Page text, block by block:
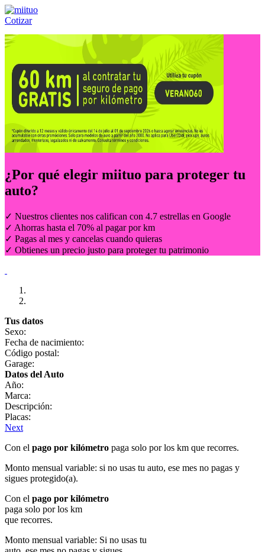
Cotizar
Llámanos al:(55) 84-21-05-00 ó
¿Por qué elegir miituo para proteger tu
auto?
✓ Nuestros clientes nos califican con 4.7 estrellas en Google
✓ Ahorras hasta el 70% al pagar por km
✓ Pagas al mes y cancelas cuando quieras
✓ Obtienes un precio justo para proteger tu patrimonio
Tus datos
Sexo:
Fecha de nacimiento:
Código postal:
Garage:
Datos del Auto
Año:
Marca:
Descripción:
Placas:
Next
Con el pago por kilómetro paga solo por los km que recorres.
Monto mensual variable: si no usas tu auto, ese mes no pagas y
sigues protegido(a).
Con el pago por kilómetro
paga solo por los km
que recorres.
Monto mensual variable: Si no usas tu